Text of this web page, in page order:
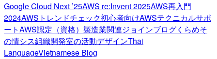
Google Cloud Next ’25AWS re:Invent 2025AWS再入門
2024AWSトレンドチェック初心者向けAWSテクニカルサポ
ートAWS認定（資格） 製造業関連ジョインブログくらめそ
の情シス組織開発室の活動デザインThai
LanguageVietnamese Blog